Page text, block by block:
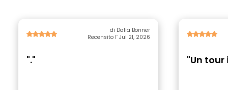
di Dalia Bonner
Recensito l’ Jul 21, 2026
"." "Un